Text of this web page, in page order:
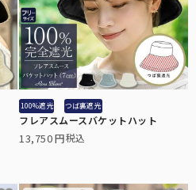
100%遮光 つば裏遮光
フレアスムースバケットハット
13,750 税込